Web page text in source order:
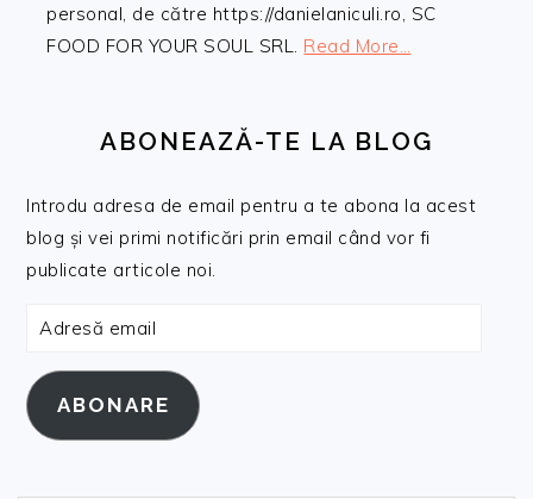
personal, de către https://danielaniculi.ro, SC
FOOD FOR YOUR SOUL SRL. Read More…
ABONEAZĂ-TE LA BLOG
Introdu adresa de email pentru a te abona la acest
blog și vei primi notificări prin email când vor fi
publicate articole noi.
Adresă
ABONARE